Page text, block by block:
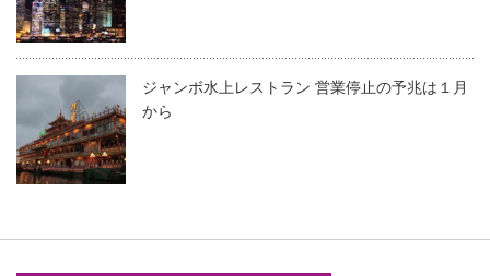
ジャンボ水上レストラン 営業停止の予兆は１月
から